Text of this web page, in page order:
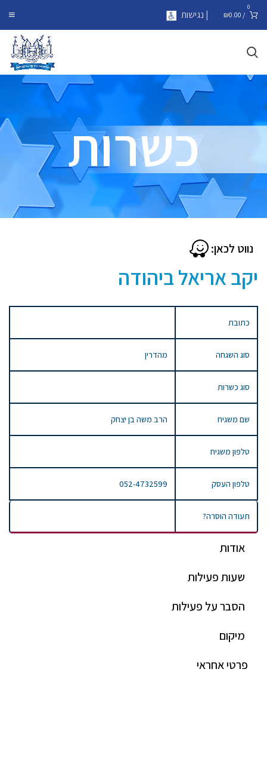
0
/
₪0.00 | נגישות
כשרות
אודות
שעות פעילות
הסבר על פעילות
מיקום
פרטי אחראי
נווט לכאן:
יקב אריאל ביהודה
כתובת
סוג השגחה מהדרין
סוג כשרות
שם משגיח הרב משה בן יצחק
טלפון משגיח
טלפון העסק 052-4732599
תעודה הוסרה?